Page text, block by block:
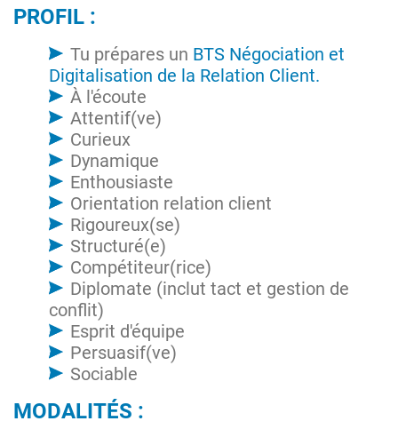
PROFIL :
Tu prépares un BTS Négociation et
Digitalisation de la Relation Client.
À l'écoute
Attentif(ve)
Curieux
Dynamique
Enthousiaste
Orientation relation client
Rigoureux(se)
Structuré(e)
Compétiteur(rice)
Diplomate (inclut tact et gestion de
conflit)
Esprit d'équipe
Persuasif(ve)
Sociable
MODALITÉS :